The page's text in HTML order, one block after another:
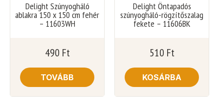
Delight Szúnyogháló
ablakra 150 x 150 cm fehér
– 11603WH
490 Ft
TOVÁBB
Delight Öntapadós
szúnyogháló-rögzítőszalag
fekete – 11606BK
510 Ft
KOSÁRBA